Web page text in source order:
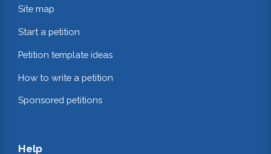
Site map
Start a petition
Petition template ideas
How to write a petition
Sponsored petitions
Help